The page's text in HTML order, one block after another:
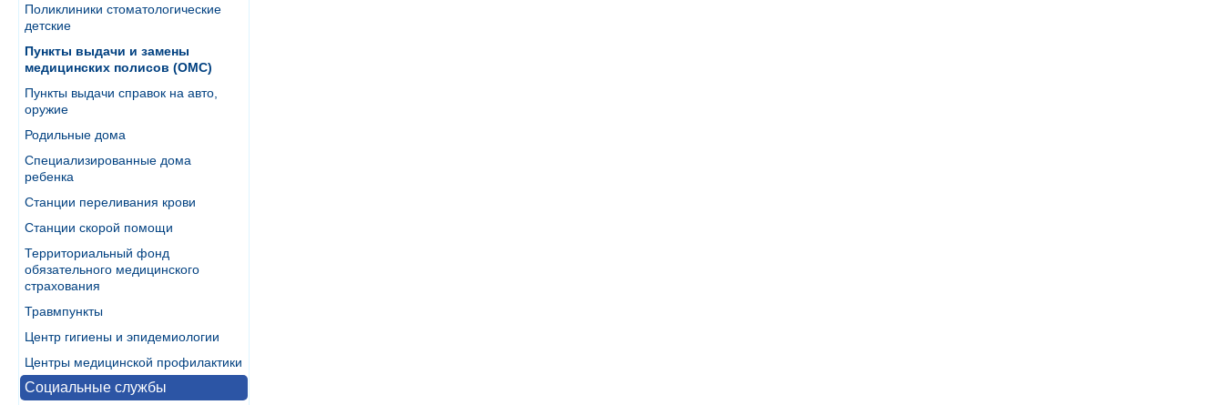
Поликлиники стоматологические
детские
Пункты выдачи и замены
медицинских полисов (ОМС)
Пункты выдачи справок на авто,
оружие
Родильные дома
Специализированные дома
ребенка
Станции переливания крови
Станции скорой помощи
Территориальный фонд
обязательного медицинского
страхования
Травмпункты
Центр гигиены и эпидемиологии
Центры медицинской профилактики
Социальные службы